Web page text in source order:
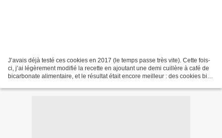
J’avais déjà testé ces cookies en 2017 (le temps passe très vite). Cette fois-
ci, j’ai légèrement modifié la recette en ajoutant une demi cuillère à café de
bicarbonate alimentaire, et le résultat était encore meilleur : des cookies bien